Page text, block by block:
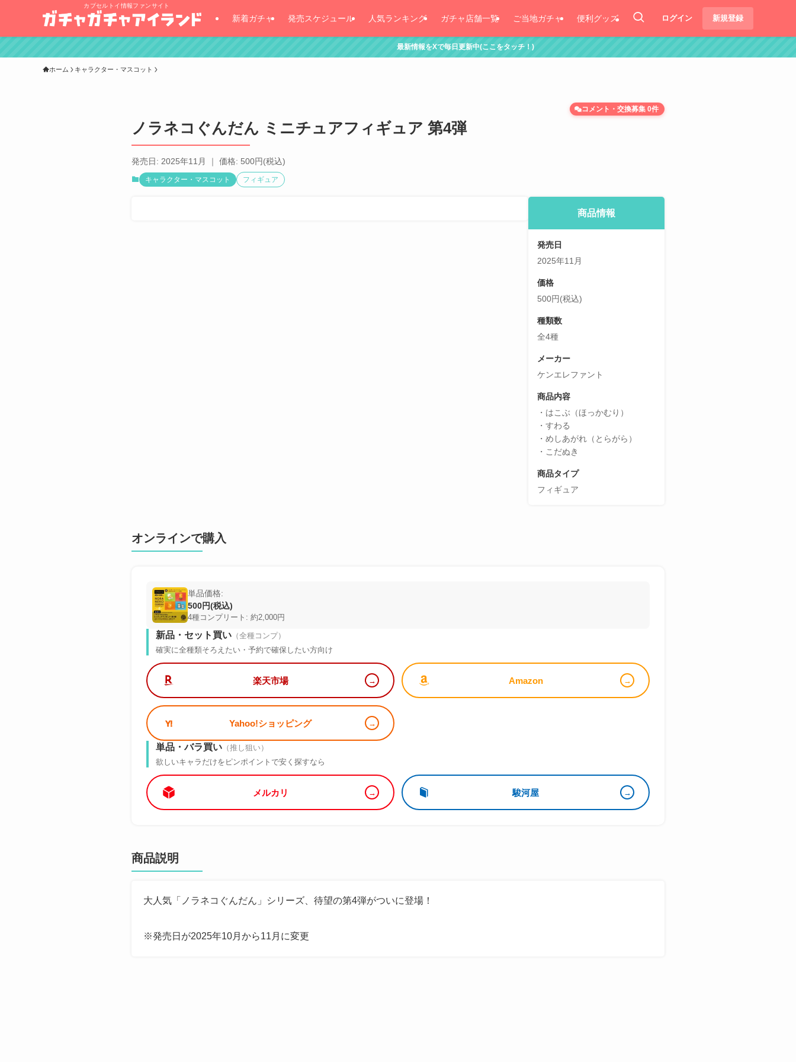
カプセルトイ情報ファンサイト
新着ガチャ 発売スケジュール 人気ランキング ガチャ店舗一覧 ご当地ガチャ 便利グッズ ログイン 新規登録
最新情報をXで毎日更新中(ここをタッチ！)
ホーム キャラクター・マスコット
ノラネコぐんだん ミニチュアフィギュア 第4弾
コメント・交換募集 0件
発売日: 2025年11月 ｜ 価格: 500円(税込)
キャラクター・マスコット フィギュア
商品情報
発売日
2025年11月
価格
500円(税込)
種類数
全4種
メーカー
ケンエレファント
商品内容
・はこぶ（ほっかむり）
・すわる
・めしあがれ（とらがら）
・こだぬき
商品タイプ
フィギュア
オンラインで購入
単品価格:
500円(税込)
4種コンプリート: 約2,000円
新品・セット買い （全種コンプ）
確実に全種類そろえたい・予約で確保したい方向け
楽天市場 Amazon
Yahoo!ショッピング
単品・バラ買い （推し狙い）
欲しいキャラだけをピンポイントで安く探すなら
メルカリ 駿河屋
商品説明
大人気「ノラネコぐんだん」シリーズ、待望の第4弾がついに登場！
※発売日が2025年10月から11月に変更